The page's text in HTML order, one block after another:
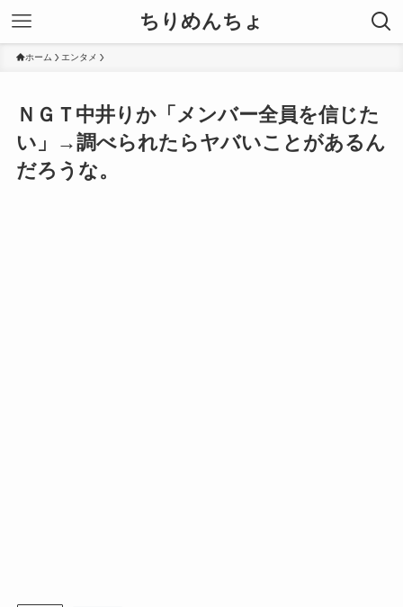
ちりめんちょ
ホーム エンタメ
ＮＧＴ中井りか「メンバー全員を信じた
い」→調べられたらヤバいことがあるん
だろうな。